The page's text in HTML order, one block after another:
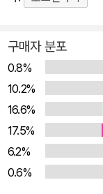
에도 수십 번씩
필요한 지속적인 시
생각 없이 디지털
대체할 수 있다면
론, 삶의 균형까지 잡을 수 있지
능을 끄거나, 가끔
로는 중독성 있는
다. 그렇다고 스마
것은 현실적이지
구매자 분포
0.8%
10.2%
16.6%
17.5%
6.2%
0.6%